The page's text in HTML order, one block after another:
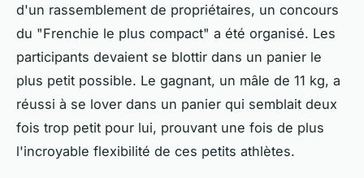
d'un rassemblement de propriétaires, un concours
du "Frenchie le plus compact" a été organisé. Les
participants devaient se blottir dans un panier le
plus petit possible. Le gagnant, un mâle de 11 kg, a
réussi à se lover dans un panier qui semblait deux
fois trop petit pour lui, prouvant une fois de plus
l'incroyable flexibilité de ces petits athlètes.